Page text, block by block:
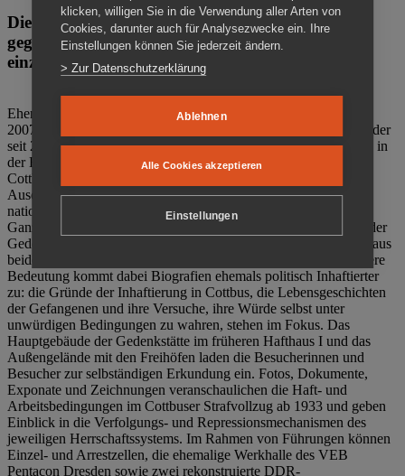
Die Gedenkstätte Zuchthaus Cottbus ist ein Ort
gegen das Vergessen. Anschaulich, nah und
einzigartig.
Ehemalige politische Häftlinge der DDR gründeten im Oktober
2007 den Verein Menschenrechtszentrum Cottbus e. V. (MRZ), der
seit 2011 Eigentümer des ehemaligen Gefängnisses (1860-2002) in
der Bautzener Straße und Träger der Gedenkstätte Zuchthaus
Cottbus ist. Im Zentrum der Arbeit der Gedenkstätte steht die
Auseinandersetzung mit politischem Unrecht während der
nationalsozialistischen Terrorherrschaft und der SED-Diktatur.
Ganzjährig zeigen mehrere Dauer- und Sonderausstellungen in der
Gedenkstätte Zuchthaus Cottbus Beispiele politischen Unrechts aus
beiden deutschen Diktaturen des 20. Jahrhunderts. Eine besondere
Bedeutung kommt dabei Biografien ehemals politisch Inhaftierter
zu: die Gründe der Inhaftierung in Cottbus, die Lebensgeschichten
der Gefangenen und ihre Versuche, ihre Würde selbst unter
unwürdigen Bedingungen zu wahren, stehen im Fokus. Das
Hauptgebäude der Gedenkstätte im früheren Hafthaus I und das
Außengelände mit den Freihöfen laden die Besucherinnen und
Besucher zur selbständigen Erkundung ein. Fotos, Dokumente,
Exponate und Zeichnungen veranschaulichen die Haft- und
Arbeitsbedingungen im Cottbuser Strafvollzug ab 1933 und geben
Einblick in die Verfolgungs- und Repressionsmechanismen des
jeweiligen Herrschaftssystems. Im Rahmen von Führungen können
Einzel- und Arrestzellen, die ehemalige Werkhalle des VEB
Pentacon Dresden sowie zwei rekonstruierte DDR-
klicken, willigen Sie in die Verwendung aller Arten von
Cookies, darunter auch für Analysezwecke ein. Ihre
Einstellungen können Sie jederzeit ändern.
> Zur Datenschutzerklärung
Ablehnen
Alle Cookies akzeptieren
Einstellungen